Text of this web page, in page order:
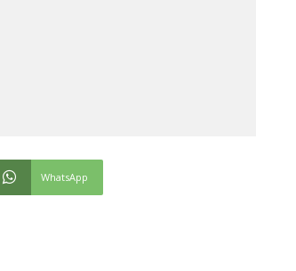
WhatsApp